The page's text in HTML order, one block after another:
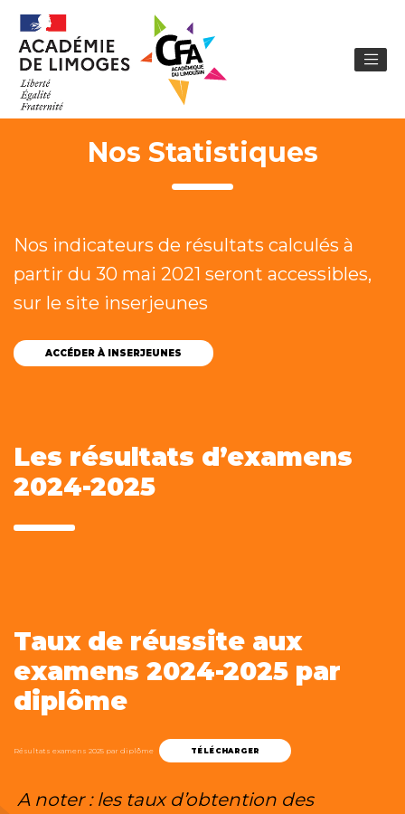
Nos Statistiques
Nos indicateurs de résultats calculés à
partir du 30 mai 2021 seront accessibles,
sur le site inserjeunes
ACCÉDER À INSERJEUNES
Les résultats d’examens
2024-2025
Taux de réussite aux
examens 2024-2025 par
diplôme
Résultats examens 2025 par diplôme TÉLÉCHARGER
A noter : les taux d’obtention des